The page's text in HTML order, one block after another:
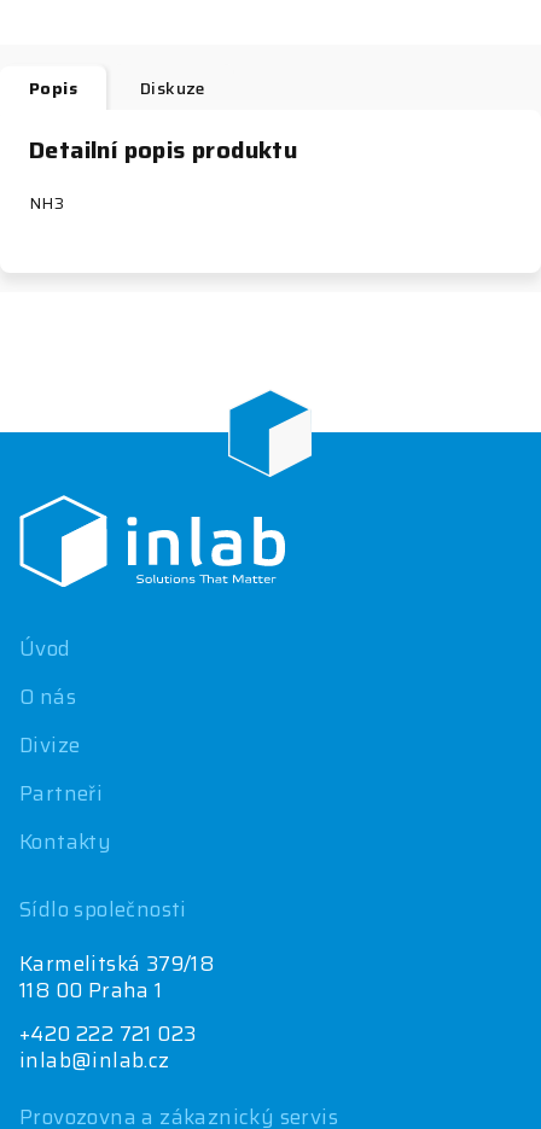
Popis Diskuze
Detailní popis produktu
NH3
Z
Úvod
O nás
Divize
Partneři
Kontakty
Sídlo společnosti
Karmelitská 379/18
118 00 Praha 1
+420 222 721 023
inlab@inlab.cz
Provozovna a zákaznický servis